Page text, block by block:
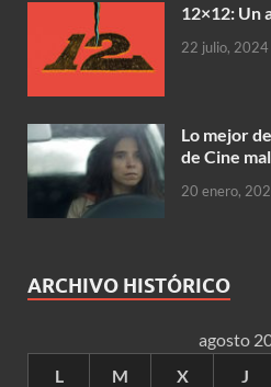
12×12: Un
22 julio, 2024
Lo mejor
de Cine
20 enero,
ARCHIVO HISTÓRICO
agosto
L
M X J